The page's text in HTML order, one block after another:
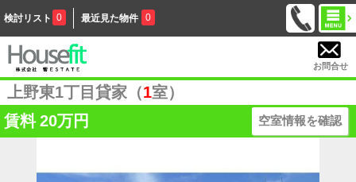
検討リスト 0 最近見た物件 0
お問合せ
上野東1丁目貸家（1室）
賃料 20万円 空室情報を確認